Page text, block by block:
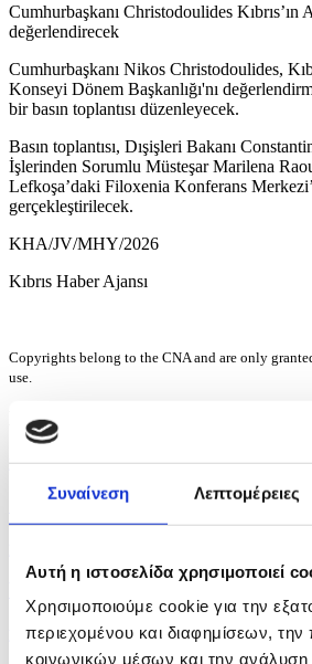
Συναίνεση Λεπτομέρειες
Αυτή η ιστοσελίδα χρησιμοποιεί
Χρησιμοποιούμε cookie για την
περιεχομένου και διαφημίσεων, την
κοινωνικών μέσων και την ανάλυση
Cumhurbaşkanı Christodoulides Kıbrıs’ın
değerlendirecek
Cumhurbaşkanı Nikos Christodoulides,
Konseyi Dönem Başkanlığı'nı
bir basın toplantısı düzenleyecek.
Basın toplantısı, Dışişleri Bakanı
İşlerinden Sorumlu Müsteşar Marilena
Lefkoşa’daki Filoxenia Konferans
gerçekleştirilecek.
KHA/JV/MHY/2026
Kıbrıs Haber Ajansı
Copyrights belong to the CNA and are only
use.
Haber akışı
yesterday
Gelişmiş hava ulaşımı ve yıl
yesterday